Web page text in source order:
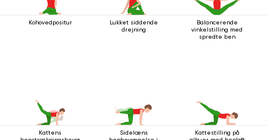
Kohovedpositur
Lukket siddende
drejning
Balancerende
vinkelstilling med
spredte ben
Kattens
Sidelæns
Kattestilling på